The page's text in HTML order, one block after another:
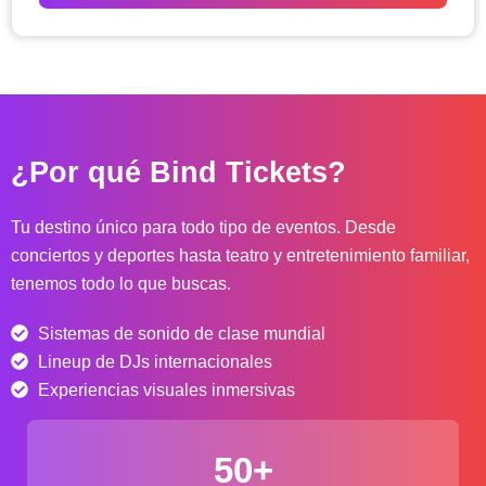
d
p
c
i
s
:
d
d
$
¿Por qué Bind Tickets?
Tu destino único para todo tipo de eventos. Desde
conciertos y deportes hasta teatro y entretenimiento familiar,
tenemos todo lo que buscas.
Sistemas de sonido de clase mundial
Lineup de DJs internacionales
Experiencias visuales inmersivas
50+